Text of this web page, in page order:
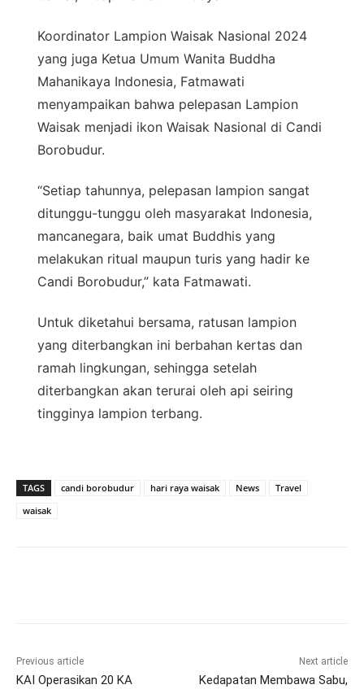
Koordinator Lampion Waisak Nasional 2024
yang juga Ketua Umum Wanita Buddha
Mahanikaya Indonesia, Fatmawati
menyampaikan bahwa pelepasan Lampion
Waisak menjadi ikon Waisak Nasional di Candi
Borobudur.
“Setiap tahunnya, pelepasan lampion sangat
ditunggu-tunggu oleh masyarakat Indonesia,
mancanegara, baik umat Buddhis yang
melakukan ritual maupun turis yang hadir ke
Candi Borobudur,” kata Fatmawati.
Untuk diketahui bersama, ratusan lampion
yang diterbangkan ini berbahan kertas dan
ramah lingkungan, sehingga setelah
diterbangkan akan terurai oleh api seiring
tingginya lampion terbang.
TAGS candi borobudur hari raya waisak News
Travel
waisak
Previous article
KAI Operasikan 20 KA
Next article
Kedapatan Membawa Sabu,